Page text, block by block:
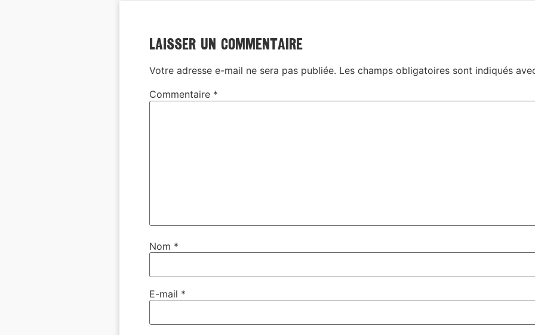
Laisser un commentaire
Votre adresse e-mail ne sera pas publiée. Les champs obligatoires sont indiqués
Commentaire *
Nom *
E-mail *